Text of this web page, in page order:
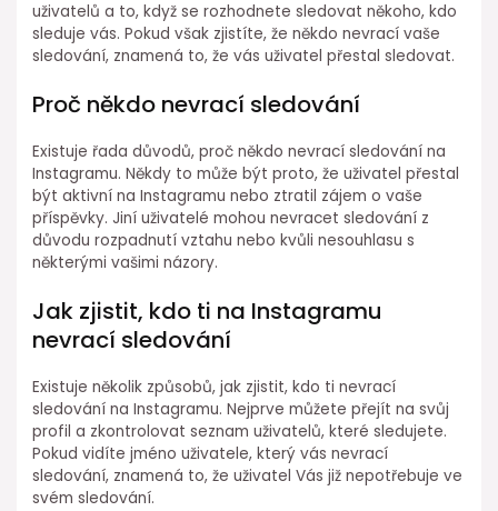
uživatelů a to, když se rozhodnete sledovat někoho, kdo
sleduje vás. Pokud však zjistíte, že někdo nevrací vaše
sledování, znamená to, že vás uživatel přestal sledovat.
Proč někdo nevrací sledování
Existuje řada důvodů, proč někdo nevrací sledování na
Instagramu. Někdy to může být proto, že uživatel přestal
být aktivní na Instagramu nebo ztratil zájem o vaše
příspěvky. Jiní uživatelé mohou nevracet sledování z
důvodu rozpadnutí vztahu nebo kvůli nesouhlasu s
některými vašimi názory.
Jak zjistit, kdo ti na Instagramu
nevrací sledování
Existuje několik způsobů, jak zjistit, kdo ti nevrací
sledování na Instagramu. Nejprve můžete přejít na svůj
profil a zkontrolovat seznam uživatelů, které sledujete.
Pokud vidíte jméno uživatele, který vás nevrací
sledování, znamená to, že uživatel Vás již nepotřebuje ve
svém sledování.